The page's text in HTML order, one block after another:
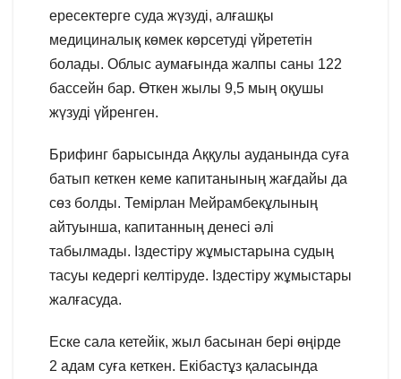
ересектерге суда жүзуді, алғашқы
медициналық көмек көрсетуді үйрететін
болады. Облыс аумағында жалпы саны 122
бассейн бар. Өткен жылы 9,5 мың оқушы
жүзуді үйренген.
Брифинг барысында Аққулы ауданында суға
батып кеткен кеме капитанының жағдайы да
сөз болды. Темірлан Мейрамбекұлының
айтуынша, капитанның денесі әлі
табылмады. Іздестіру жұмыстарына судың
тасуы кедергі келтіруде. Іздестіру жұмыстары
жалғасуда.
Еске сала кетейік, жыл басынан бері өңірде
2 адам суға кеткен. Екібастұз қаласында